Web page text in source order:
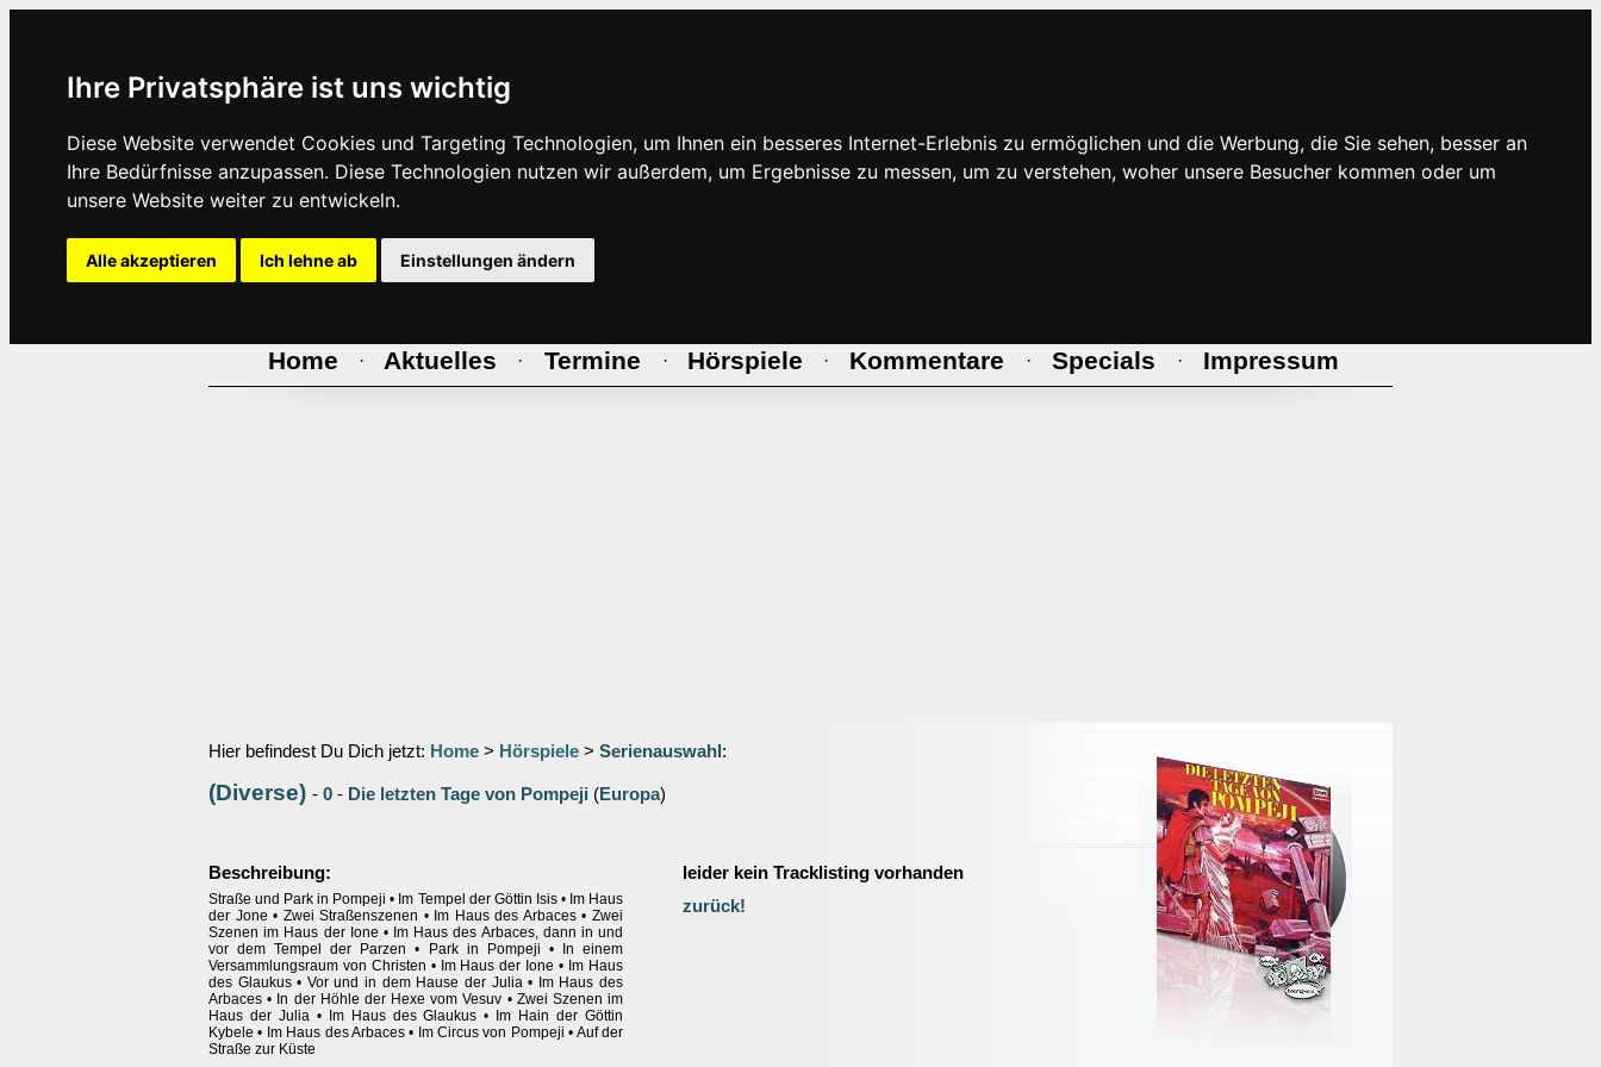
Ihre Privatsphäre ist uns wichtig
Diese Website verwendet Cookies und Targeting Technologien, um Ihnen ein besseres Internet-Erlebnis zu ermöglichen und die Werbung, die Sie sehen, besser an
Ihre Bedürfnisse anzupassen. Diese Technologien nutzen wir außerdem, um Ergebnisse zu messen, um zu verstehen, woher unsere Besucher kommen oder um
unsere Website weiter zu entwickeln.
Alle akzeptieren Ich lehne ab Einstellungen ändern
Home · Aktuelles · Termine · Hörspiele · Kommentare · Specials · Impressum
Hier befindest Du Dich jetzt: Home > Hörspiele > Serienauswahl :
(Diverse) - 0 - Die letzten Tage von Pompeji (Europa)
Beschreibung:
Straße und Park in Pompeji • Im Tempel der Göttin Isis • Im Haus
der Jone • Zwei Straßenszenen • Im Haus des Arbaces • Zwei
Szenen im Haus der Ione • Im Haus des Arbaces, dann in und
vor dem Tempel der Parzen • Park in Pompeji • In einem
Versammlungsraum von Christen • Im Haus der Ione • Im Haus
des Glaukus • Vor und in dem Hause der Julia • Im Haus des
Arbaces • In der Höhle der Hexe vom Vesuv • Zwei Szenen im
Haus der Julia • Im Haus des Glaukus • Im Hain der Göttin
Kybele • Im Haus des Arbaces • Im Circus von Pompeji • Auf der
Straße zur Küste
leider kein Tracklisting vorhanden
zurück!